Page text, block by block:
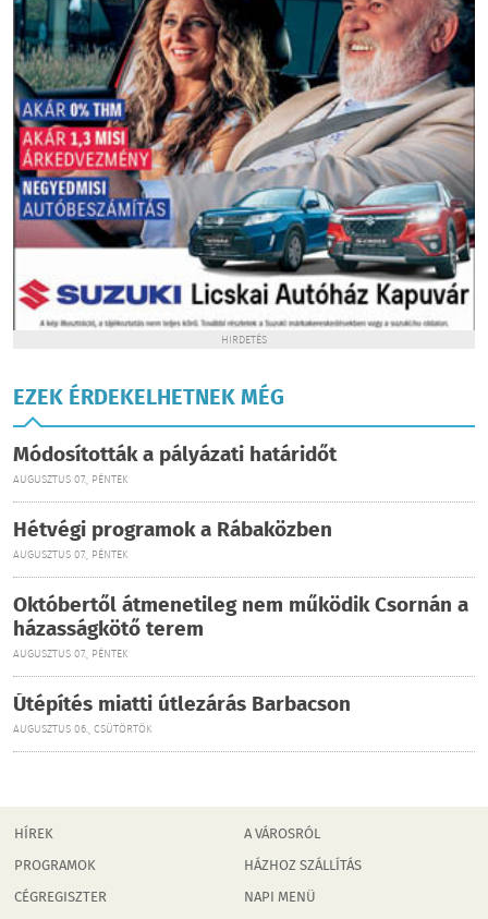
HIRDETÉS
EZEK ÉRDEKELHETNEK MÉG
Módosították a pályázati határidőt
AUGUSZTUS 07., PÉNTEK
Hétvégi programok a Rábaközben
AUGUSZTUS 07., PÉNTEK
Októbertől átmenetileg nem működik Csornán a
házasságkötő terem
AUGUSZTUS 07., PÉNTEK
Útépítés miatti útlezárás Barbacson
AUGUSZTUS 06., CSÜTÖRTÖK
HÍREK
PROGRAMOK
CÉGREGISZTER
A VÁROSRÓL
HÁZHOZ SZÁLLÍTÁS
NAPI MENÜ